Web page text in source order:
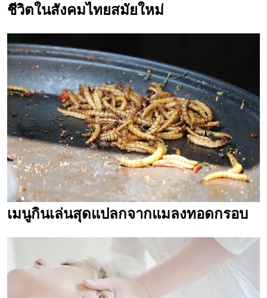
ชีวิตในสังคมไทยสมัยใหม่
เมนูกินเล่นสุดแปลกจากแมลงทอดกรอบ